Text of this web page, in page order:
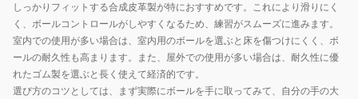
自
主
練
屋
外
しっかりフィットする合成皮革製が特におすすめです。これにより滑りにく
く、ボールコントロールがしやすくなるため、練習がスムーズに進みます。
室内での使用が多い場合は、室内用のボールを選ぶと床を傷つけにくく、ボ
ールの耐久性も高まります。また、屋外での使用が多い場合は、耐久性に優
れたゴム製を選ぶと長く使えて経済的です。
選び方のコツとしては、まず実際にボールを手に取ってみて、自分の手の大